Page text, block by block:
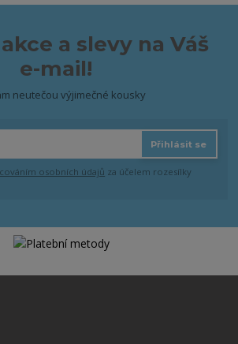
a slevy na Váš
e-mail!
neutečou výjimečné kousky
Přihlásit se
osobních údajů za účelem rozesílky